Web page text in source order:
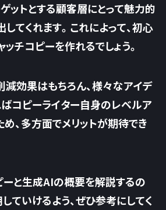
ットとする顧客層にとって魅力的
てくれます。これによって、初心
チコピーを作れるでしょう。
効果はもちろん、様々なアイデ
コピーライター自身のレベルア
、多方面でメリットが期待でき
ーと生成AIの概要を解説するの
ていけるよう、ぜひ参考にしてく